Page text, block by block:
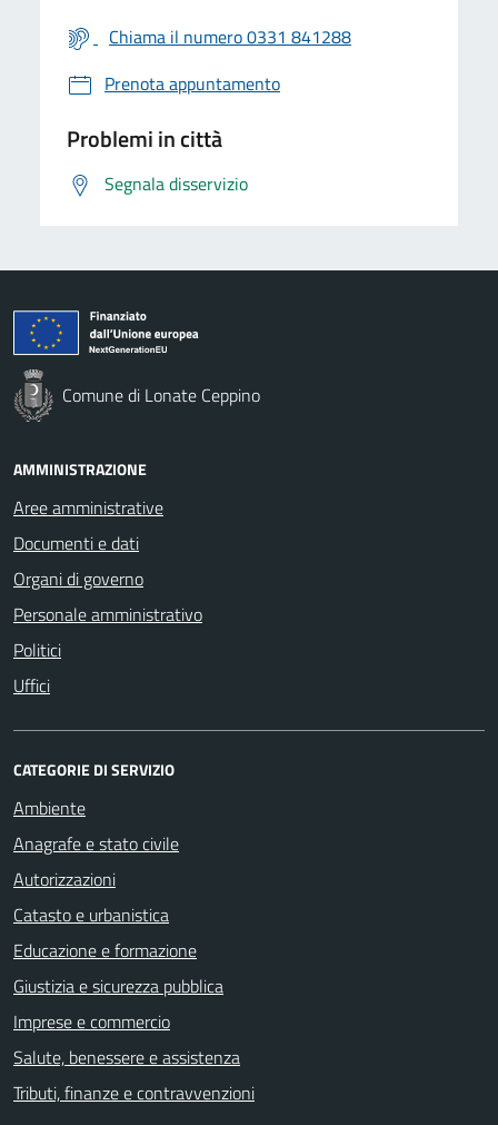
Chiama il numero 0331 841288
Prenota appuntamento
Problemi in città
Segnala disservizio
Comune di Lonate Ceppino
AMMINISTRAZIONE
Aree amministrative
Documenti e dati
Organi di governo
Personale amministrativo
Politici
Uffici
CATEGORIE DI SERVIZIO
Ambiente
Anagrafe e stato civile
Autorizzazioni
Catasto e urbanistica
Educazione e formazione
Giustizia e sicurezza pubblica
Imprese e commercio
Salute, benessere e assistenza
Tributi, finanze e contravvenzioni